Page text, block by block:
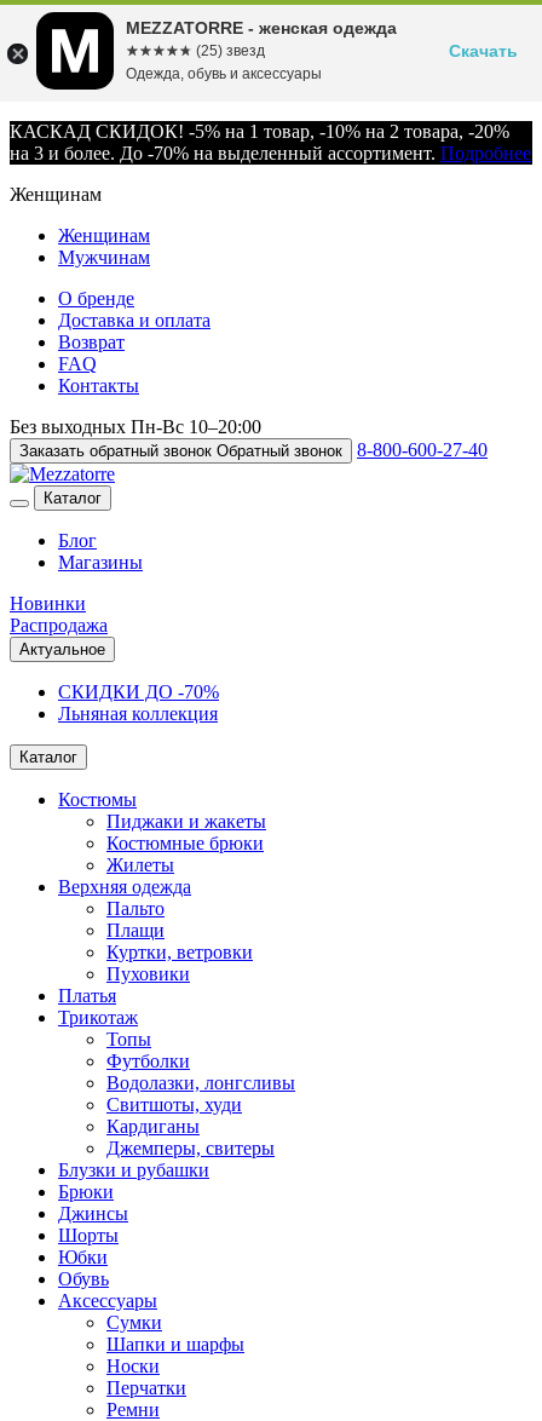
КАСКАД СКИДОК! -5% на 1 товар, -10% на 2 товара, -20%
на 3 и более. До -70% на выделенный ассортимент. Подробнее
Женщинам
Женщинам
Мужчинам
О бренде
Доставка и оплата
Возврат
FAQ
Контакты
Без выходных Пн-Вс 10–20:00
Заказать обратный звонок Обратный звонок 8-800-600-27-40
Каталог
Блог
Магазины
Новинки
Распродажа
Актуальное
СКИДКИ ДО -70%
Льняная коллекция
Каталог
Костюмы
Пиджаки и жакеты
Костюмные брюки
Жилеты
Верхняя одежда
Пальто
Плащи
Куртки, ветровки
Пуховики
Платья
Трикотаж
Топы
Футболки
Водолазки, лонгсливы
Свитшоты, худи
Кардиганы
Джемперы, свитеры
Блузки и рубашки
Брюки
Джинсы
Шорты
Юбки
Обувь
Аксессуары
Сумки
Шапки и шарфы
Носки
Перчатки
Ремни
MEZZATORRE - женская одежда
☆☆☆☆☆
★★★★★ (25) звезд
Одежда, обувь и аксессуары
Скачать